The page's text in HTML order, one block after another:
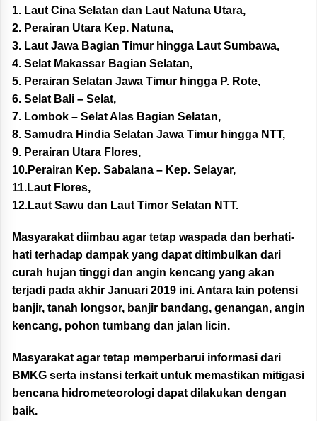
1. Laut Cina Selatan dan Laut Natuna Utara,
2. Perairan Utara Kep. Natuna,
3. Laut Jawa Bagian Timur hingga Laut Sumbawa,
4. Selat Makassar Bagian Selatan,
5. Perairan Selatan Jawa Timur hingga P. Rote,
6. Selat Bali – Selat,
7. Lombok – Selat Alas Bagian Selatan,
8. Samudra Hindia Selatan Jawa Timur hingga NTT,
9. Perairan Utara Flores,
10.Perairan Kep. Sabalana – Kep. Selayar,
11.Laut Flores,
12.Laut Sawu dan Laut Timor Selatan NTT.
Masyarakat diimbau agar tetap waspada dan berhati-
hati terhadap dampak yang dapat ditimbulkan dari
curah hujan tinggi dan angin kencang yang akan
terjadi pada akhir Januari 2019 ini. Antara lain potensi
banjir, tanah longsor, banjir bandang, genangan, angin
kencang, pohon tumbang dan jalan licin.
Masyarakat agar tetap memperbarui informasi dari
BMKG serta instansi terkait untuk memastikan mitigasi
bencana hidrometeorologi dapat dilakukan dengan
baik.